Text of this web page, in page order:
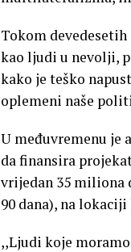
Tokom
kao ljudi u nevolji,
kako je teško
oplemeni naše
U međuvremenu je
da finansira
vrijedan 35 miliona
90 dana), na
,,Ljudi koje